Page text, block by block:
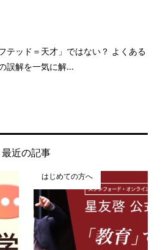
フテッド＝天才」ではない？ よくある
誤解を一気に解...
最近の記事
はじめての方へ